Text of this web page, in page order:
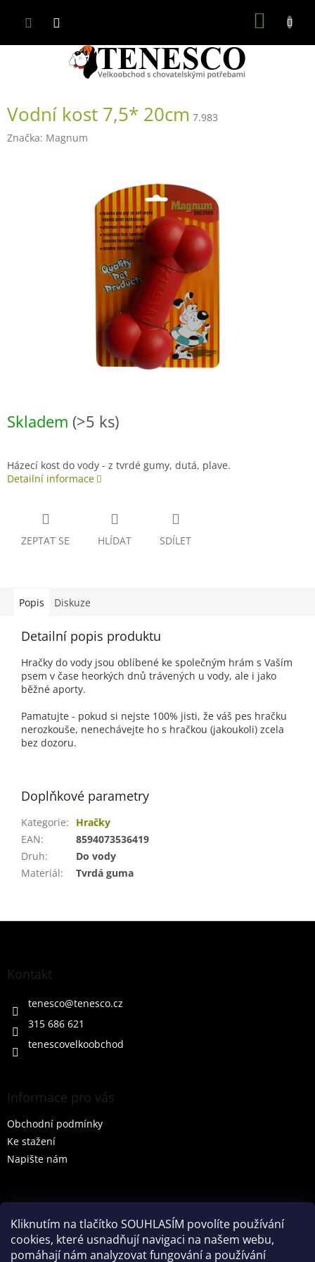
Kliknutím na tlačítko SOUHLASÍM povolíte používání
cookies, které usnadňují navigaci na našem webu,
pomáhají nám analyzovat fungování a používání
Vodní kost 7,5* 20cm 7.983
Značka: Magnum
Skladem (>5 ks)
Házecí kost do vody - z tvrdé gumy, dutá, plave.
Detailní informace
ZEPTAT SE HLÍDAT SDÍLET
Popis Diskuze
Detailní popis produktu
Hračky do vody jsou oblíbené ke společným hrám s Vaším
psem v čase heorkých dnů trávených u vody, ale i jako
běžné aporty.
Pamatujte - pokud si nejste 100% jisti, že váš pes hračku
nerozkouše, nenechávejte ho s hračkou (jakoukoli) zcela
bez dozoru.
Doplňkové parametry
Kategorie:
Hračky
EAN:
8594073536419
Druh:
Do vody
Materiál: Tvrdá guma
Z
Kontakt
tenesco@tenesco.cz
315 686 621
tenescovelkoobchod
Informace pro vás
Obchodní podmínky
Ke stažení
Napište nám
HLEDAT